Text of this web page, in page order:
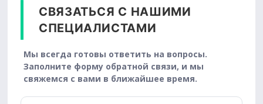
СВЯЗАТЬСЯ С НАШИМИ
СПЕЦИАЛИСТАМИ
Мы всегда готовы ответить на вопросы.
Заполните форму обратной связи, и мы
свяжемся с вами в ближайшее время.